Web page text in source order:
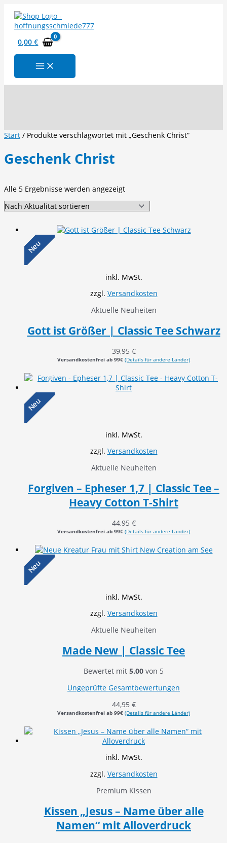
Inhalt
springen
0,00€
Start / Produkte verschlagwortet mit „Geschenk Christ“
Geschenk Christ
Alle 5 Ergebnisse werden angezeigtNach
sortiert
Neu
inkl. MwSt.
zzgl. Versandkosten
Aktuelle Neuheiten
Gott ist Größer | Classic Tee Schwarz
39,95 €
Versandkostenfrei ab 99€ (Details für andere Länder)
Neu
inkl. MwSt.
zzgl. Versandkosten
Aktuelle Neuheiten
Forgiven – Epheser 1,7 | Classic Tee –
Heavy Cotton T-Shirt
44,95 €
Versandkostenfrei ab 99€ (Details für andere Länder)
Neu
inkl. MwSt.
zzgl. Versandkosten
Aktuelle Neuheiten
Made New | Classic Tee
Bewertet mit 5.00 von 5
Ungeprüfte Gesamtbewertungen
44,95 €
Versandkostenfrei ab 99€ (Details für andere Länder)
inkl. MwSt.
zzgl. Versandkosten
Premium Kissen
Kissen „Jesus – Name über alle
Namen“ mit Alloverdruck